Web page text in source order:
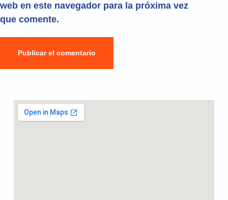
web en este navegador para la próxima vez
que comente.
Publicar el comentario